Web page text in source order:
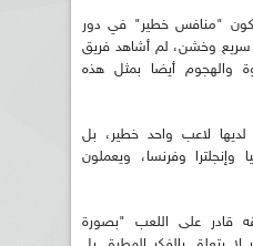
ستكون "منافس خطير" في دور
سريع وخشن، لم أشاهد فريق
والهجوم أيضا بمثل هذه
لاعب واحد خطير، بل
وإنجلترا وفرنسا، ويعملون
قادر على اللعب "بصورة